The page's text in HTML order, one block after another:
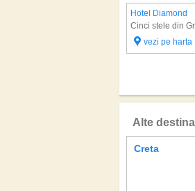
Hotel Diamond
Cinci stele din
vezi pe harta
Alte
Creta